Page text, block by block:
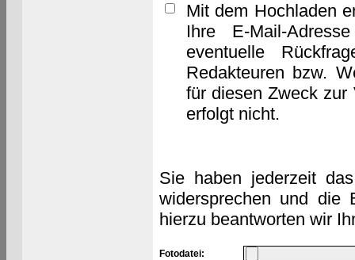
Mit dem Hochladen
Ihre E-Mail-
eventuelle
Redakteuren bzw.
für diesen Zweck zur
erfolgt nicht.
Sie haben jederzeit
widersprechen und die
hierzu beantworten wir
Fotodatei: